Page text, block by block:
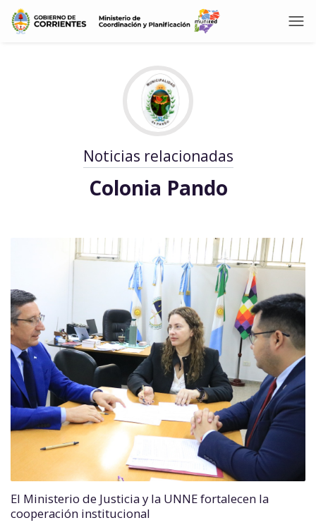
Noticias relacionadas
Colonia Pando
El Ministerio de Justicia y la UNNE fortalecen la
cooperación institucional